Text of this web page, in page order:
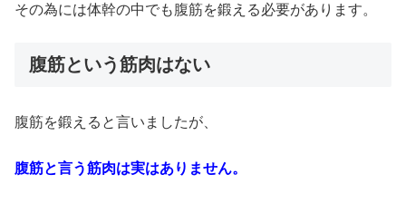
その為には体幹の中でも腹筋を鍛える必要があります。
腹筋という筋肉はない
腹筋を鍛えると言いましたが、
腹筋と言う筋肉は実はありません。